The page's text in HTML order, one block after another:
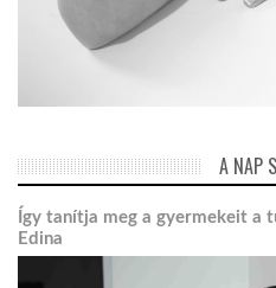
A NAP
Így tanítja meg a gyermekeit a
Edina